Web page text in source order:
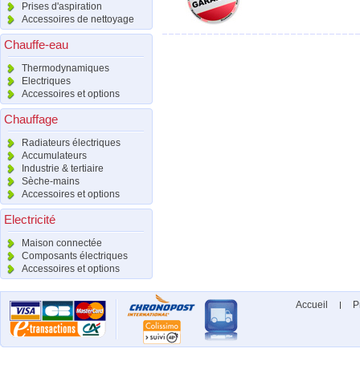
Prises d'aspiration
Accessoires de nettoyage
Chauffe-eau
Thermodynamiques
Electriques
Accessoires et options
Chauffage
Radiateurs électriques
Accumulateurs
Industrie & tertiaire
Sèche-mains
Accessoires et options
Electricité
Maison connectée
Composants électriques
Accessoires et options
Accueil